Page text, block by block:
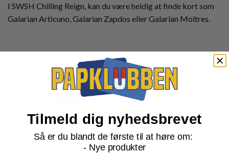
I SWSH Chilling Reign, kan du være heldig at finde kort som
Galarian Articuno, Galarian Zapdos eller Galarian Moltres.
Relaterede produkter
Tilmeld dig nyhedsbrevet
Så er du blandt de første til at høre om:
- Nye produkter